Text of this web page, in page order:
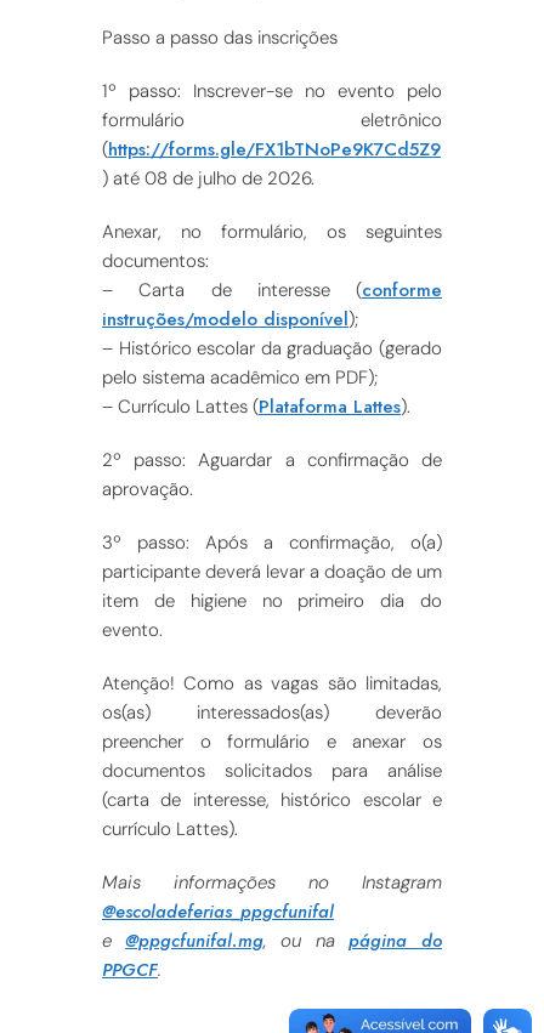
Passo a passo das inscrições
1º passo: Inscrever-se no evento pelo
formulário eletrônico
(https://forms.gle/FX1bTNoPe9K7Cd5Z9
) até 08 de julho de 2026.
Anexar, no formulário, os seguintes
documentos:
– Carta de interesse (conforme
instruções/modelo disponível);
– Histórico escolar da graduação (gerado
pelo sistema acadêmico em PDF);
– Currículo Lattes (Plataforma Lattes).
2º passo: Aguardar a confirmação de
aprovação.
3º passo: Após a confirmação, o(a)
participante deverá levar a doação de um
item de higiene no primeiro dia do
evento.
Atenção! Como as vagas são limitadas,
os(as) interessados(as) deverão
preencher o formulário e anexar os
documentos solicitados para análise
(carta de interesse, histórico escolar e
currículo Lattes).
Mais informações no Instagram
@escoladeferias_ppgcfunifal
e@ppgcfunifal.mg, ou na página do
PPGCF.